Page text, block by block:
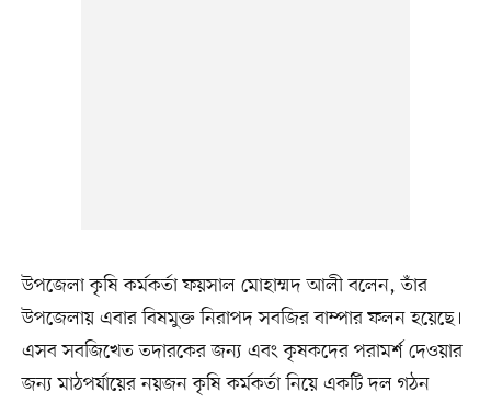
উপজেলা কৃষি কর্মকর্তা ফয়সাল মোহাম্মদ আলী বলেন, তাঁর
উপজেলায় এবার বিষমুক্ত নিরাপদ সবজির বাম্পার ফলন হয়েছে।
এসব সবজিখেত তদারকের জন্য এবং কৃষকদের পরামর্শ দেওয়ার
জন্য মাঠপর্যায়ের নয়জন কৃষি কর্মকর্তা নিয়ে একটি দল গঠন